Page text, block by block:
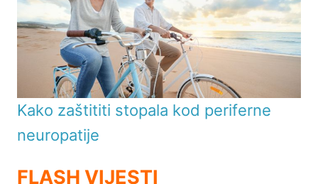
Kako zaštititi stopala kod periferne
neuropatije
FLASH VIJESTI